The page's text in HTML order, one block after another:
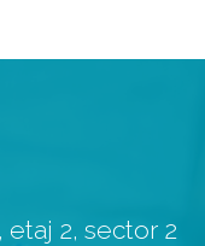
etaj 2, sector 2